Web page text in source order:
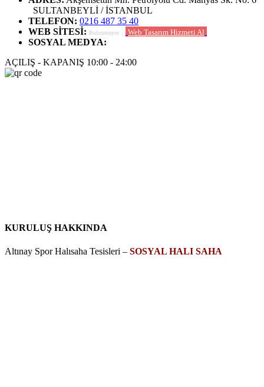
SULTANBEYLİ / İSTANBUL
TELEFON: 0216 487 35 40
WEB SİTESİ: Bulunmuyor Web Tasarım Hizmeti Al
SOSYAL MEDYA:
AÇILIŞ - KAPANIŞ 10:00 - 24:00
KURULUŞ HAKKINDA
Altınay Spor Halısaha Tesisleri – SOSYAL HALI SAHA